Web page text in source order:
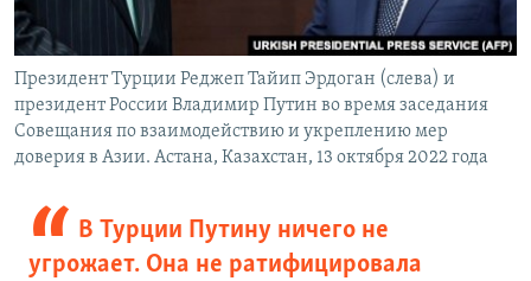
Президент Турции Реджеп Тайип Эрдоган (слева) и
президент России Владимир Путин во время заседания
Совещания по взаимодействию и укреплению мер
доверия в Азии. Астана, Казахстан, 13 октября 2022 года
В Турции Путину ничего не
угрожает. Она не ратифицировала